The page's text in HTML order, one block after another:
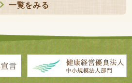
一覧をみる